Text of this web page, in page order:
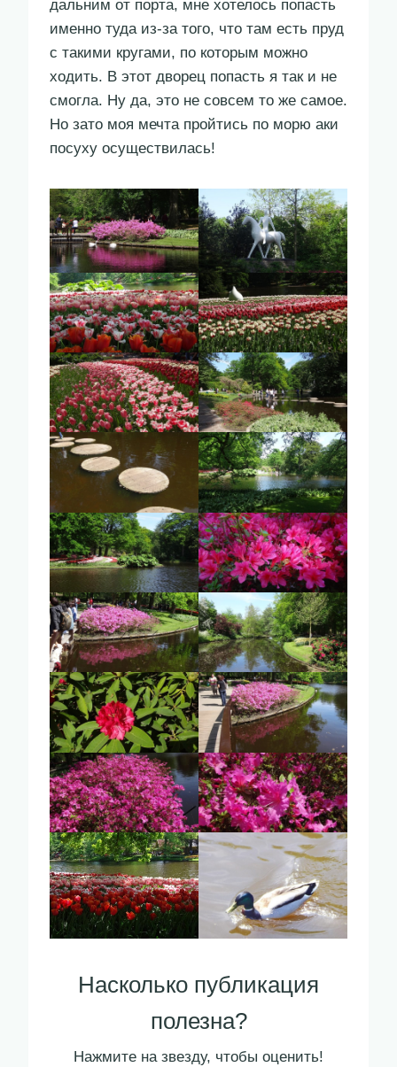
дальним от порта, мне хотелось попасть
именно туда из-за того, что там есть пруд
с такими кругами, по которым можно
ходить. В этот дворец попасть я так и не
смогла. Ну да, это не совсем то же самое.
Но зато моя мечта пройтись по морю аки
посуху осуществилась!
Насколько публикация
полезна?
Нажмите на звезду, чтобы оценить!